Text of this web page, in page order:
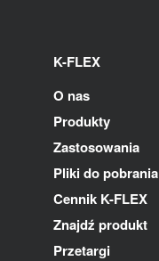
K-FLEX
O nas
Produkty
Zastosowania
Pliki do pobrania
Cennik K-FLEX
Znajdź produkt
Przetargi